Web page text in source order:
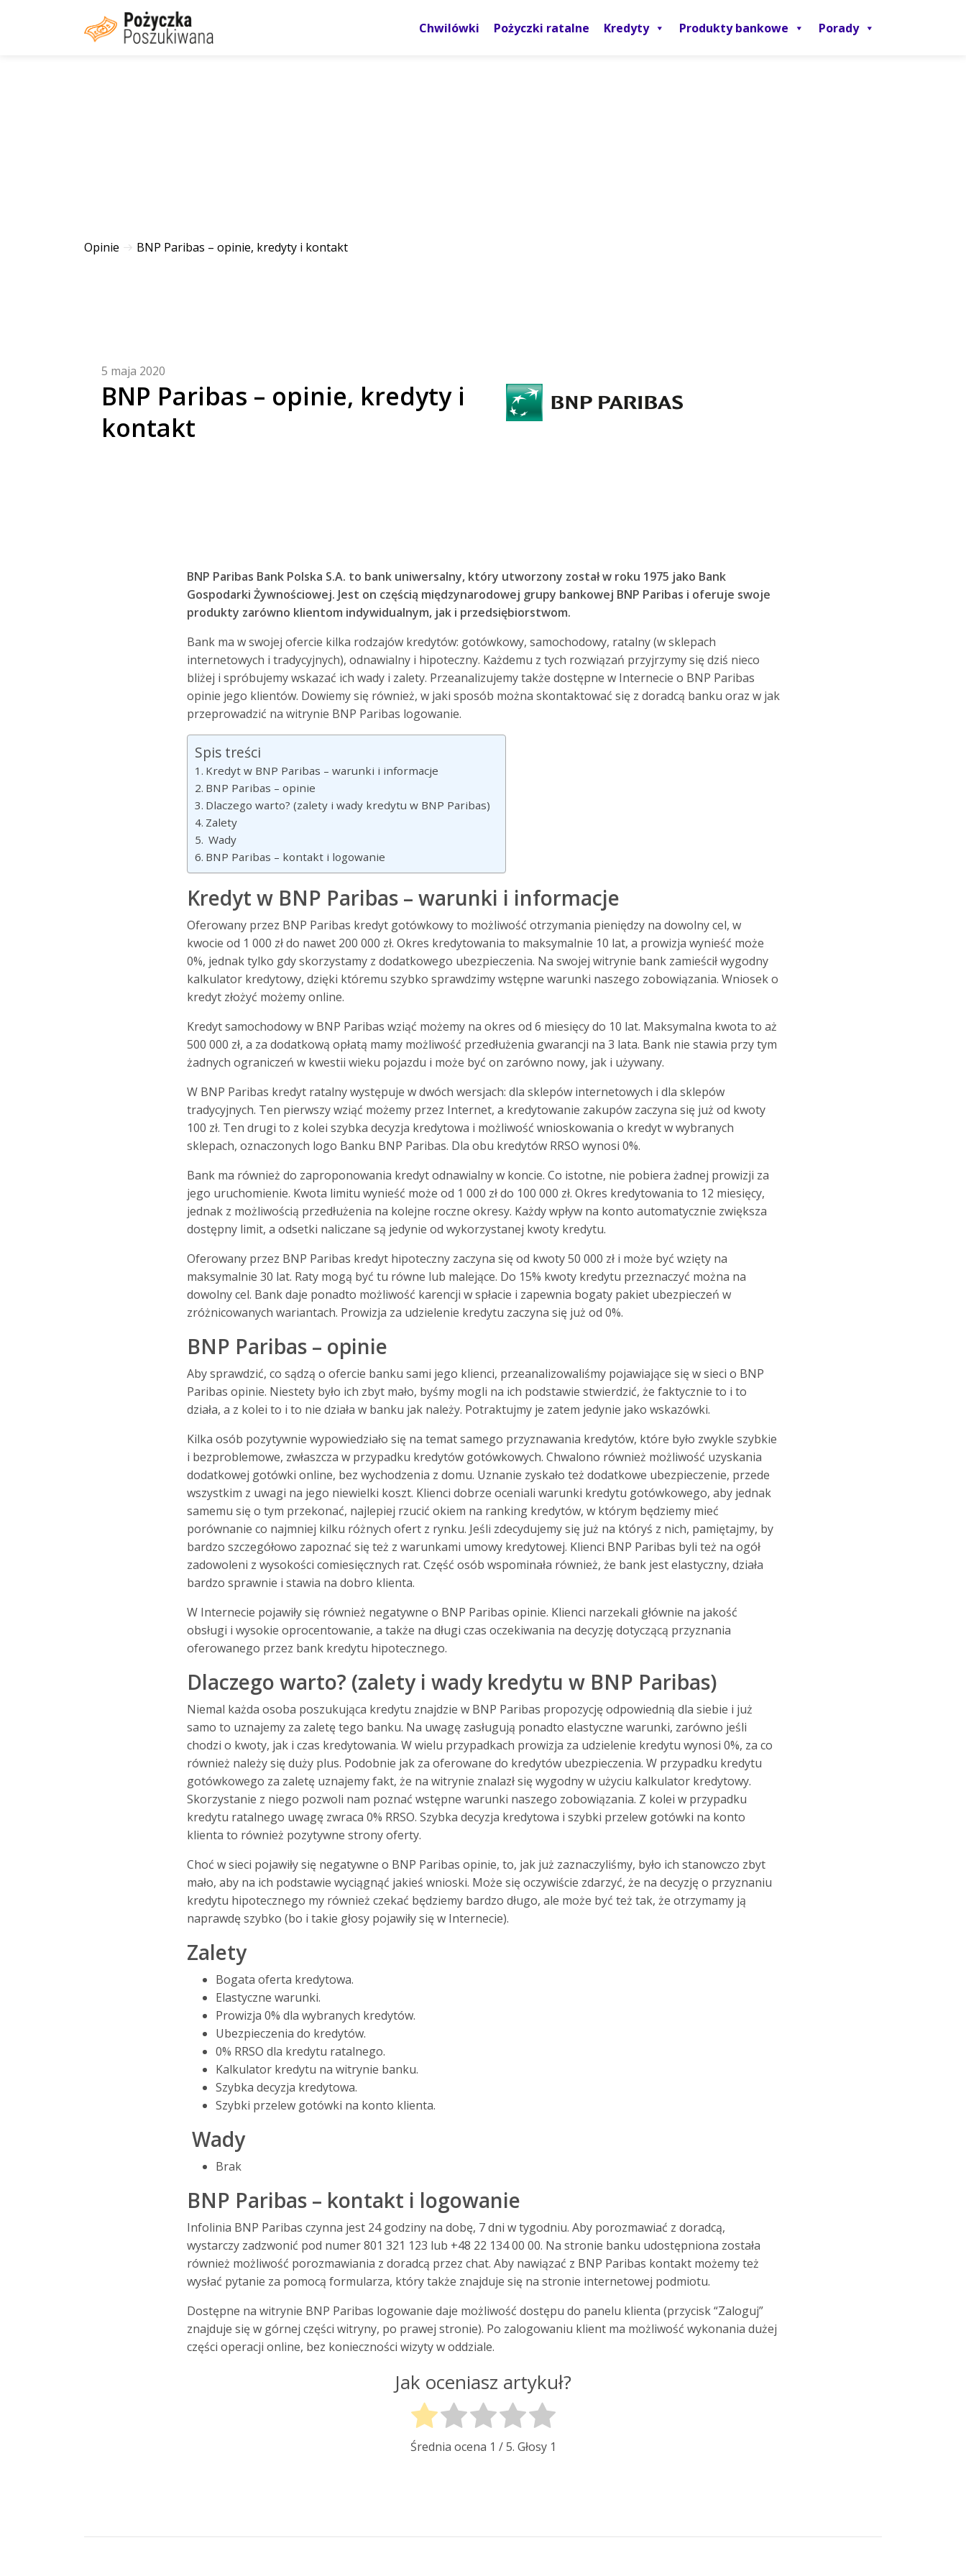
Chwilówki Pożyczki ratalne Kredyty Produkty bankowe Porady
Opinie BNP Paribas – opinie, kredyty i kontakt
5 maja 2020
BNP Paribas – opinie, kredyty i
kontakt
BNP Paribas Bank Polska S.A. to bank uniwersalny, który utworzony został w roku 1975 jako Bank
Gospodarki Żywnościowej. Jest on częścią międzynarodowej grupy bankowej BNP Paribas i oferuje swoje
produkty zarówno klientom indywidualnym, jak i przedsiębiorstwom.
Bank ma w swojej ofercie kilka rodzajów kredytów: gotówkowy, samochodowy, ratalny (w sklepach
internetowych i tradycyjnych), odnawialny i hipoteczny. Każdemu z tych rozwiązań przyjrzymy się dziś nieco
bliżej i spróbujemy wskazać ich wady i zalety. Przeanalizujemy także dostępne w Internecie o BNP Paribas
opinie jego klientów. Dowiemy się również, w jaki sposób można skontaktować się z doradcą banku oraz w jak
przeprowadzić na witrynie BNP Paribas logowanie.
Spis treści
Kredyt w BNP Paribas – warunki i informacje
BNP Paribas – opinie
Dlaczego warto? (zalety i wady kredytu w BNP Paribas)
Zalety
Wady
BNP Paribas – kontakt i logowanie
Kredyt w BNP Paribas – warunki i informacje
Oferowany przez BNP Paribas kredyt gotówkowy to możliwość otrzymania pieniędzy na dowolny cel, w
kwocie od 1 000 zł do nawet 200 000 zł. Okres kredytowania to maksymalnie 10 lat, a prowizja wynieść może
0%, jednak tylko gdy skorzystamy z dodatkowego ubezpieczenia. Na swojej witrynie bank zamieścił wygodny
kalkulator kredytowy, dzięki któremu szybko sprawdzimy wstępne warunki naszego zobowiązania. Wniosek o
kredyt złożyć możemy online.
Kredyt samochodowy w BNP Paribas wziąć możemy na okres od 6 miesięcy do 10 lat. Maksymalna kwota to aż
500 000 zł, a za dodatkową opłatą mamy możliwość przedłużenia gwarancji na 3 lata. Bank nie stawia przy tym
żadnych ograniczeń w kwestii wieku pojazdu i może być on zarówno nowy, jak i używany.
W BNP Paribas kredyt ratalny występuje w dwóch wersjach: dla sklepów internetowych i dla sklepów
tradycyjnych. Ten pierwszy wziąć możemy przez Internet, a kredytowanie zakupów zaczyna się już od kwoty
100 zł. Ten drugi to z kolei szybka decyzja kredytowa i możliwość wnioskowania o kredyt w wybranych
sklepach, oznaczonych logo Banku BNP Paribas. Dla obu kredytów RRSO wynosi 0%.
Bank ma również do zaproponowania kredyt odnawialny w koncie. Co istotne, nie pobiera żadnej prowizji za
jego uruchomienie. Kwota limitu wynieść może od 1 000 zł do 100 000 zł. Okres kredytowania to 12 miesięcy,
jednak z możliwością przedłużenia na kolejne roczne okresy. Każdy wpływ na konto automatycznie zwiększa
dostępny limit, a odsetki naliczane są jedynie od wykorzystanej kwoty kredytu.
Oferowany przez BNP Paribas kredyt hipoteczny zaczyna się od kwoty 50 000 zł i może być wzięty na
maksymalnie 30 lat. Raty mogą być tu równe lub malejące. Do 15% kwoty kredytu przeznaczyć można na
dowolny cel. Bank daje ponadto możliwość karencji w spłacie i zapewnia bogaty pakiet ubezpieczeń w
zróżnicowanych wariantach. Prowizja za udzielenie kredytu zaczyna się już od 0%.
BNP Paribas – opinie
Aby sprawdzić, co sądzą o ofercie banku sami jego klienci, przeanalizowaliśmy pojawiające się w sieci o BNP
Paribas opinie. Niestety było ich zbyt mało, byśmy mogli na ich podstawie stwierdzić, że faktycznie to i to
działa, a z kolei to i to nie działa w banku jak należy. Potraktujmy je zatem jedynie jako wskazówki.
Kilka osób pozytywnie wypowiedziało się na temat samego przyznawania kredytów, które było zwykle szybkie
i bezproblemowe, zwłaszcza w przypadku kredytów gotówkowych. Chwalono również możliwość uzyskania
dodatkowej gotówki online, bez wychodzenia z domu. Uznanie zyskało też dodatkowe ubezpieczenie, przede
wszystkim z uwagi na jego niewielki koszt. Klienci dobrze oceniali warunki kredytu gotówkowego, aby jednak
samemu się o tym przekonać, najlepiej rzucić okiem na ranking kredytów, w którym będziemy mieć
porównanie co najmniej kilku różnych ofert z rynku. Jeśli zdecydujemy się już na któryś z nich, pamiętajmy, by
bardzo szczegółowo zapoznać się też z warunkami umowy kredytowej. Klienci BNP Paribas byli też na ogół
zadowoleni z wysokości comiesięcznych rat. Część osób wspominała również, że bank jest elastyczny, działa
bardzo sprawnie i stawia na dobro klienta.
W Internecie pojawiły się również negatywne o BNP Paribas opinie. Klienci narzekali głównie na jakość
obsługi i wysokie oprocentowanie, a także na długi czas oczekiwania na decyzję dotyczącą przyznania
oferowanego przez bank kredytu hipotecznego.
Dlaczego warto? (zalety i wady kredytu w BNP Paribas)
Niemal każda osoba poszukująca kredytu znajdzie w BNP Paribas propozycję odpowiednią dla siebie i już
samo to uznajemy za zaletę tego banku. Na uwagę zasługują ponadto elastyczne warunki, zarówno jeśli
chodzi o kwoty, jak i czas kredytowania. W wielu przypadkach prowizja za udzielenie kredytu wynosi 0%, za co
również należy się duży plus. Podobnie jak za oferowane do kredytów ubezpieczenia. W przypadku kredytu
gotówkowego za zaletę uznajemy fakt, że na witrynie znalazł się wygodny w użyciu kalkulator kredytowy.
Skorzystanie z niego pozwoli nam poznać wstępne warunki naszego zobowiązania. Z kolei w przypadku
kredytu ratalnego uwagę zwraca 0% RRSO. Szybka decyzja kredytowa i szybki przelew gotówki na konto
klienta to również pozytywne strony oferty.
Choć w sieci pojawiły się negatywne o BNP Paribas opinie, to, jak już zaznaczyliśmy, było ich stanowczo zbyt
mało, aby na ich podstawie wyciągnąć jakieś wnioski. Może się oczywiście zdarzyć, że na decyzję o przyznaniu
kredytu hipotecznego my również czekać będziemy bardzo długo, ale może być też tak, że otrzymamy ją
naprawdę szybko (bo i takie głosy pojawiły się w Internecie).
Zalety
Bogata oferta kredytowa.
Elastyczne warunki.
Prowizja 0% dla wybranych kredytów.
Ubezpieczenia do kredytów.
0% RRSO dla kredytu ratalnego.
Kalkulator kredytu na witrynie banku.
Szybka decyzja kredytowa.
Szybki przelew gotówki na konto klienta.
Wady
Brak
BNP Paribas – kontakt i logowanie
Infolinia BNP Paribas czynna jest 24 godziny na dobę, 7 dni w tygodniu. Aby porozmawiać z doradcą,
wystarczy zadzwonić pod numer 801 321 123 lub +48 22 134 00 00. Na stronie banku udostępniona została
również możliwość porozmawiania z doradcą przez chat. Aby nawiązać z BNP Paribas kontakt możemy też
wysłać pytanie za pomocą formularza, który także znajduje się na stronie internetowej podmiotu.
Dostępne na witrynie BNP Paribas logowanie daje możliwość dostępu do panelu klienta (przycisk “Zaloguj”
znajduje się w górnej części witryny, po prawej stronie). Po zalogowaniu klient ma możliwość wykonania dużej
części operacji online, bez konieczności wizyty w oddziale.
Jak oceniasz artykuł?
Średnia ocena 1 / 5. Głosy 1